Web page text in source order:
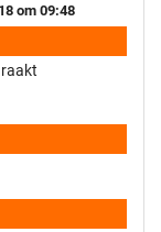
om 09:48